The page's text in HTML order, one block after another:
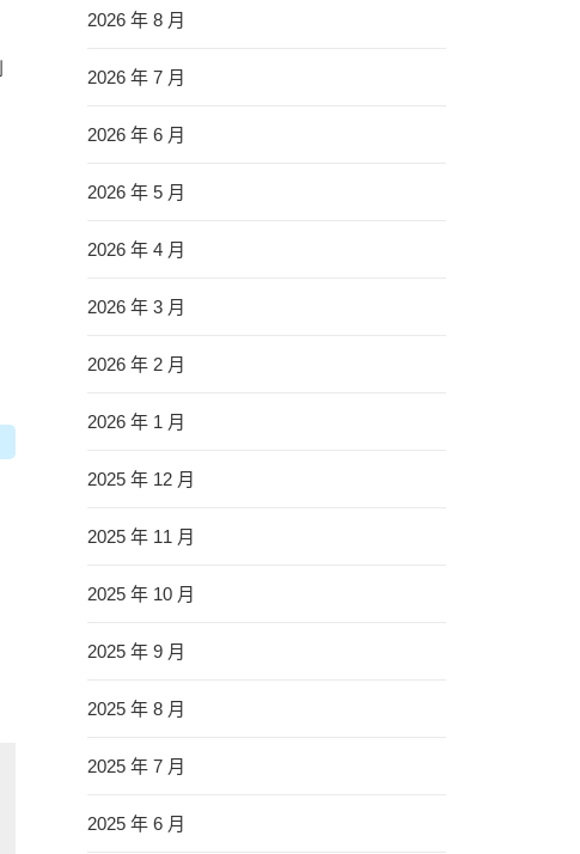
2026 年 8 月
2026 年 7 月
2026 年 6 月
2026 年 5 月
2026 年 4 月
2026 年 3 月
2026 年 2 月
2026 年 1 月
2025 年 12 月
2025 年 11 月
2025 年 10 月
2025 年 9 月
2025 年 8 月
2025 年 7 月
2025 年 6 月